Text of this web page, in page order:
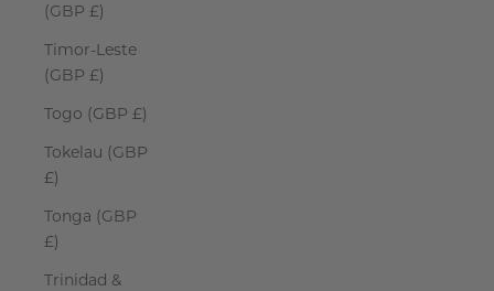
(GBP £)
Timor-Leste
(GBP £)
Togo (GBP £)
Tokelau (GBP
£)
Tonga (GBP
£)
Trinidad &